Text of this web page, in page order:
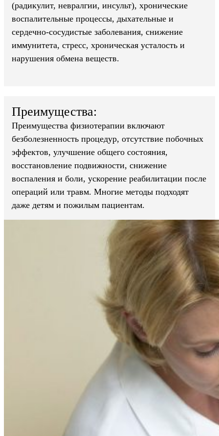
(радикулит, невралгии, инсульт), хронические
воспалительные процессы, дыхательные и
сердечно-сосудистые заболевания, снижение
иммунитета, стресс, хроническая усталость и
нарушения обмена веществ.
Преимущества:
Преимущества физиотерапии включают
безболезненность процедур, отсутствие побочных
эффектов, улучшение общего состояния,
восстановление подвижности, снижение
воспаления и боли, ускорение реабилитации после
операций или травм. Многие методы подходят
даже детям и пожилым пациентам.